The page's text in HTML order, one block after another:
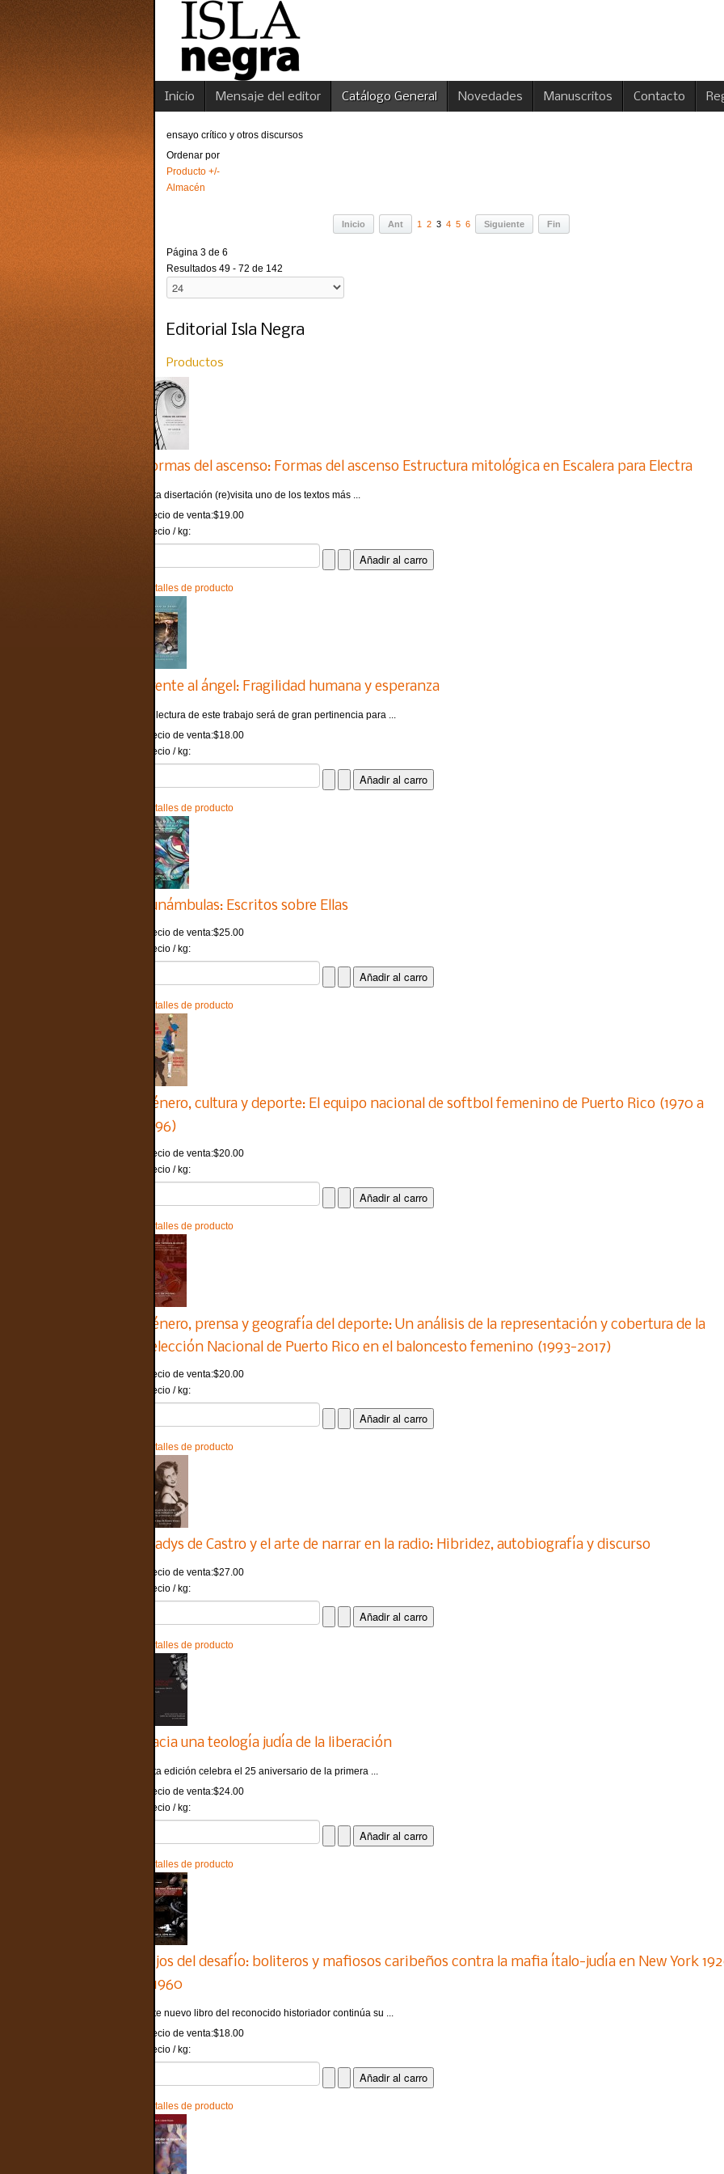
Inicio Mensaje del editor Catálogo General Novedades Manuscritos Contacto
ensayo crítico y otros discursos
Ordenar por
Producto +/-
Almacén
Inicio Ant 1 2 3 4 5 6 Siguiente Fin
Página 3 de 6
Resultados 49 - 72 de 142
Editorial Isla Negra
Productos
Formas del ascenso: Formas del ascenso Estructura mitológica en Escalera para Electra
Esta disertación (re)visita uno de los textos más ...
Precio de venta:$19.00
Precio / kg:
Detalles de producto
Frente al ángel: Fragilidad humana y esperanza
La lectura de este trabajo será de gran pertinencia para ...
Precio de venta:$18.00
Precio / kg:
Detalles de producto
Funámbulas: Escritos sobre Ellas
Precio de venta:$25.00
Precio / kg:
Detalles de producto
Género, cultura y deporte: El equipo nacional de softbol femenino de Puerto Rico (1970 a
1996)
Precio de venta:$20.00
Precio / kg:
Detalles de producto
Género, prensa y geografía del deporte: Un análisis de la representación y cobertura de la
Selección Nacional de Puerto Rico en el baloncesto femenino (1993-2017)
Precio de venta:$20.00
Precio / kg:
Detalles de producto
Gladys de Castro y el arte de narrar en la radio: Hibridez, autobiografía y discurso
Precio de venta:$27.00
Precio / kg:
Detalles de producto
Hacia una teología judía de la liberación
Esta edición celebra el 25 aniversario de la primera ...
Precio de venta:$24.00
Precio / kg:
Detalles de producto
Hijos del desafío: boliteros y mafiosos caribeños contra la mafia ítalo-judía en New York
a 1960
Este nuevo libro del reconocido historiador continúa su ...
Precio de venta:$18.00
Precio / kg:
Detalles de producto